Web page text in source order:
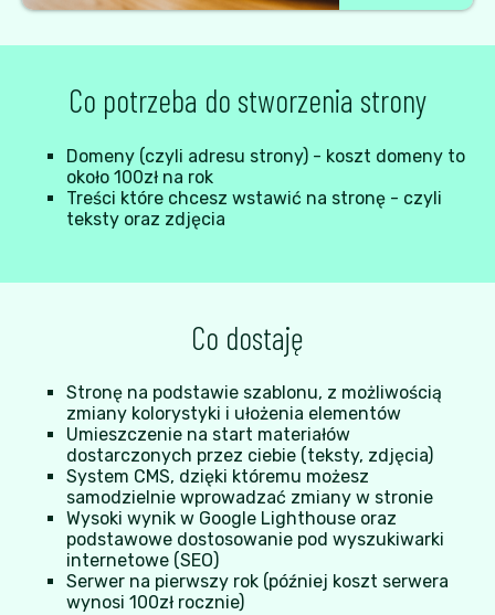
Co potrzeba do stworzenia strony
Domeny (czyli adresu strony) - koszt domeny to
około 100zł na rok
Treści które chcesz wstawić na stronę - czyli
teksty oraz zdjęcia
Co dostaję
Stronę na podstawie szablonu, z możliwością
zmiany kolorystyki i ułożenia elementów
Umieszczenie na start materiałów
dostarczonych przez ciebie (teksty, zdjęcia)
System CMS, dzięki któremu możesz
samodzielnie wprowadzać zmiany w stronie
Wysoki wynik w Google Lighthouse oraz
podstawowe dostosowanie pod wyszukiwarki
internetowe (SEO)
Serwer na pierwszy rok (później koszt serwera
wynosi 100zł rocznie)